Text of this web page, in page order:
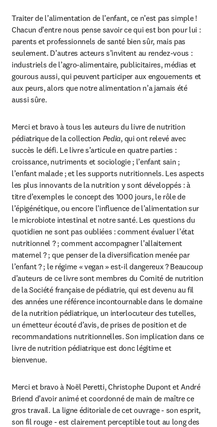
Traiter de l’alimentation de l’enfant, ce n’est pas simple !
Chacun d’entre nous pense savoir ce qui est bon pour lui :
parents et professionnels de santé bien sûr, mais pas
seulement. D’autres acteurs s’invitent au rendez-vous :
industriels de l’agro-alimentaire, publicitaires, médias et
gourous aussi, qui peuvent participer aux engouements et
aux peurs, alors que notre alimentation n’a jamais été
aussi sûre.
Merci et bravo à tous les auteurs du livre de nutrition
pédiatrique de la collection Pedia, qui ont relevé avec
succès le défi. Le livre s’articule en quatre parties :
croissance, nutriments et sociologie ; l’enfant sain ;
l’enfant malade ; et les supports nutritionnels. Les aspects
les plus innovants de la nutrition y sont développés : à
titre d’exemples le concept des 1000 jours, le rôle de
l’épigénétique, ou encore l’influence de l’alimentation sur
le microbiote intestinal et notre santé. Les questions du
quotidien ne sont pas oubliées : comment évaluer l’état
nutritionnel ? ; comment accompagner l’allaitement
maternel ? ; que penser de la diversification menée par
l’enfant ? ; le régime « vegan » est-il dangereux ? Beaucoup
d’auteurs de ce livre sont membres du Comité de nutrition
de la Société française de pédiatrie, qui est devenu au fil
des années une référence incontournable dans le domaine
de la nutrition pédiatrique, un interlocuteur des tutelles,
un émetteur écouté d’avis, de prises de position et de
recommandations nutritionnelles. Son implication dans ce
livre de nutrition pédiatrique est donc légitime et
bienvenue.
Merci et bravo à Noël Peretti, Christophe Dupont et André
Briend d’avoir animé et coordonné de main de maître ce
gros travail. La ligne éditoriale de cet ouvrage - son esprit,
son fil rouge - est clairement perceptible tout au long des